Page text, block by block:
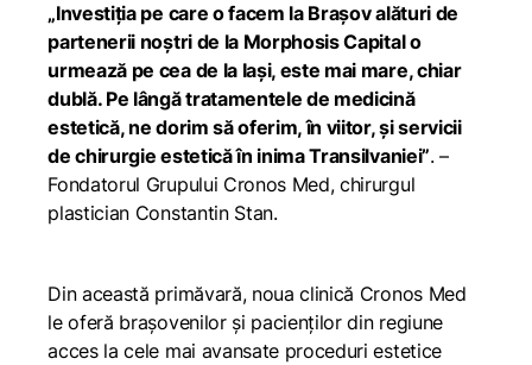
„Investiția pe care o facem la Brașov alături de
partenerii noștri de la Morphosis Capital o
urmează pe cea de la Iași, este mai mare, chiar
dublă. Pe lângă tratamentele de medicină
estetică, ne dorim să oferim, în viitor, și servicii
de chirurgie estetică în inima Transilvaniei”.–
Fondatorul Grupului Cronos Med, chirurgul
plastician Constantin Stan.
Din această primăvară, noua clinică Cronos Med
le oferă brașovenilor și pacienților din regiune
acces la cele mai avansate proceduri estetice